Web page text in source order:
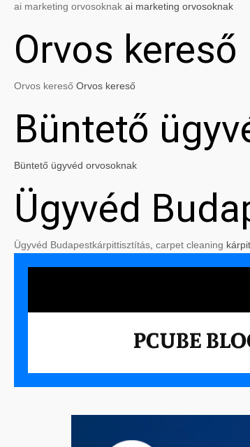
ai marketing orvosoknak ai marketing orvosoknak
Orvos kereső
Orvos kereső Orvos kereső
Büntető
Büntető ügyvéd orvosoknak
Ügyvéd
Ügyvéd Budapestkárpittisztítás carpet cleaning